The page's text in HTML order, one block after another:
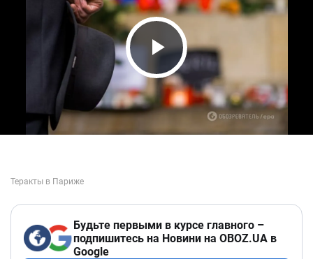
Play Video
Будьте первыми в курсе главного –
подпишитесь на Новини на OBOZ.UA в
Google